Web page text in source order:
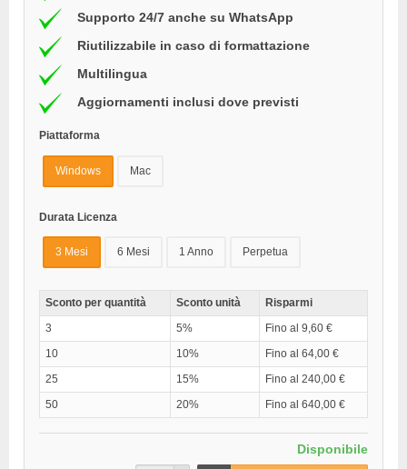
Supporto 24/7 anche su WhatsApp
Riutilizzabile in caso di formattazione
Multilingua
Aggiornamenti inclusi dove previsti
Piattaforma
Windows Mac
Durata Licenza
3 Mesi 6 Mesi 1 Anno Perpetua
Sconto per quantità Sconto unità
Risparmi
3
5%
Fino al 9,60 €
10
10%
Fino al 64,00 €
25
15%
Fino al 240,00 €
50
20% Fino al 640,00 €
Disponibile